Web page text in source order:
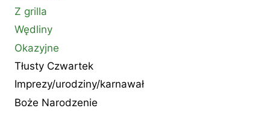
Z grilla
Wędliny
Okazyjne
Tłusty Czwartek
Imprezy/urodziny/karnawał
Boże Narodzenie